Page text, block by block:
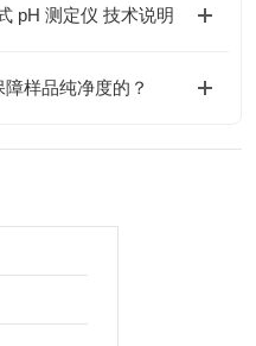
pH 测定仪 技术说明
样品纯净度的？